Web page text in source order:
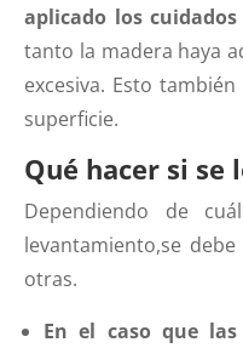
aplicado los
tanto la madera haya
excesiva. Esto
superficie.
Qué hacer si
Dependiendo de
levantamiento,se
otras.
En el caso que